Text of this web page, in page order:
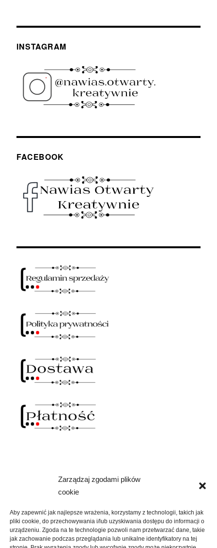
Zarządzaj zgodami plików
cookie
Aby zapewnić jak najlepsze wrażenia, korzystamy z technologii, takich jak
pliki cookie, do przechowywania i/lub uzyskiwania dostępu do informacji o
urządzeniu. Zgoda na te technologie pozwoli nam przetwarzać dane, takie
jak zachowanie podczas przeglądania lub unikalne identyfikatory na tej
INSTAGRAM
FACEBOOK
NAWIAS OTWARTY
SKLEP
menu
potomne
KREATYWNIE
rozwiń
menu
potomne